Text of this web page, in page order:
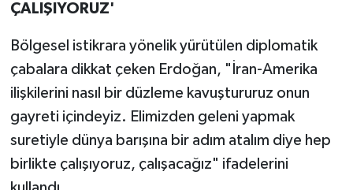
ÇALIŞIYORUZ'
Bölgesel istikrara yönelik yürütülen diplomatik
çabalara dikkat çeken Erdoğan, "İran-Amerika
ilişkilerini nasıl bir düzleme kavuştururuz onun
gayreti içindeyiz. Elimizden geleni yapmak
suretiyle dünya barışına bir adım atalım diye hep
birlikte çalışıyoruz, çalışacağız" ifadelerini